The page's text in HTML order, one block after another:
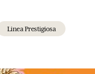
Linea Prestigiosa